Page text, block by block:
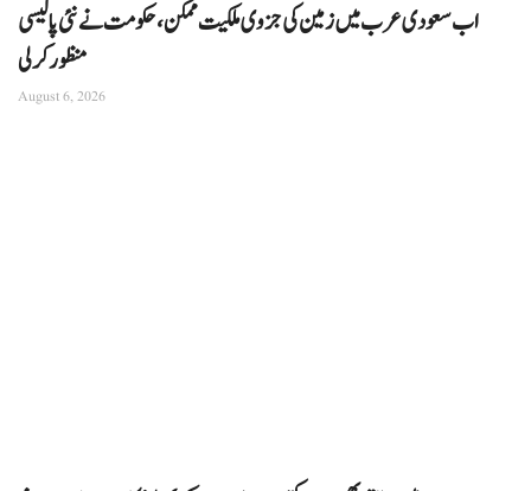
اب سعودی عرب میں زمین کی جزوی ملکیت ممکن، حکومت نے نئی پالیسی
منظور کرلی
August 6, 2026